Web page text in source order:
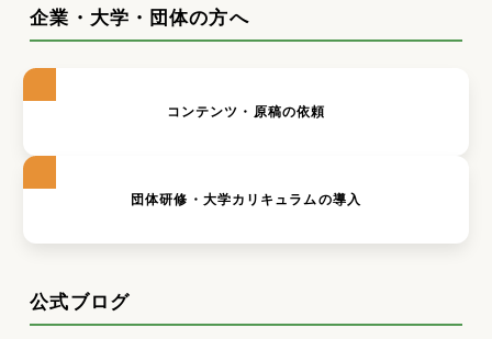
企業・大学・団体の方へ
コンテンツ・原稿の依頼
団体研修・大学カリキュラムの導入
公式ブログ